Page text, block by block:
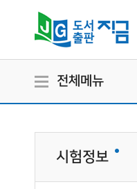
전체메뉴
시험정보